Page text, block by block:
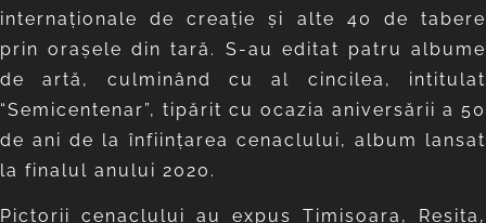
internaţionale de creaţie și alte 40 de tabere
prin oraşele din tară. S-au editat patru albume
de artă, culminând cu al cincilea, intitulat
“Semicentenar”, tipărit cu ocazia aniversării a 50
de ani de la înfiinţarea cenaclului, album lansat
la finalul anului 2020.
Pictorii cenaclului au expus Timişoara, Reşiţa,